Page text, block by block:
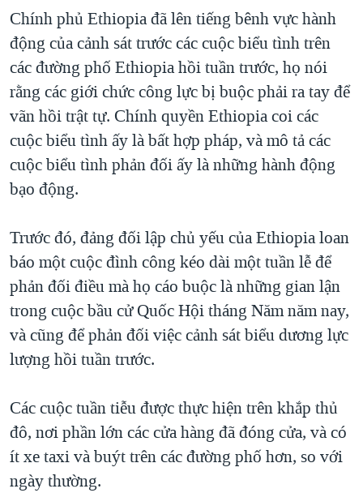
BÊN KIA QUỐC LỘ: TIẾNG VỌNG TỪ NÔNG THÔN MỸ
QUAN HỆ VIỆT MỸ
Chính phủ Ethiopia đã lên tiếng bênh vực hành
động của cảnh sát trước các cuộc biểu tình trên
các đường phố Ethiopia hồi tuần trước, họ nói
rằng các giới chức công lực bị buộc phải ra tay để
vãn hồi trật tự. Chính quyền Ethiopia coi các
cuộc biểu tình ấy là bất hợp pháp, và mô tả các
cuộc biểu tình phản đối ấy là những hành động
bạo động.
Trước đó, đảng đối lập chủ yếu của Ethiopia loan
báo một cuộc đình công kéo dài một tuần lễ để
phản đối điều mà họ cáo buộc là những gian lận
trong cuộc bầu cử Quốc Hội tháng Năm năm nay,
và cũng để phản đối việc cảnh sát biểu dương lực
lượng hồi tuần trước.
Các cuộc tuần tiễu được thực hiện trên khắp thủ
đô, nơi phần lớn các cửa hàng đã đóng cửa, và có
ít xe taxi và buýt trên các đường phố hơn, so với
ngày thường.